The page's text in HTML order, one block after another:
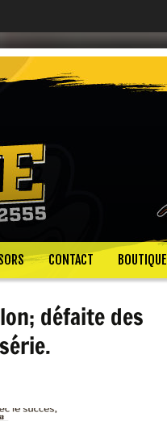
CONTACT BOUTIQUE
défaite des